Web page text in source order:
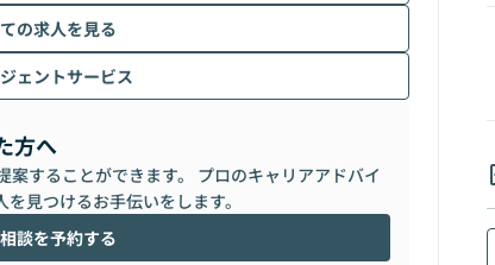
の求人を見る
ェントサービス
方へ
することができます。 プロのキャリアアドバイ
見つけるお手伝いをします。
談を予約する